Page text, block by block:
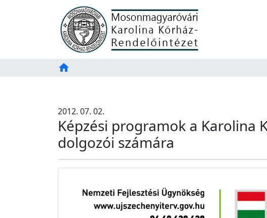
Főoldal
home
TAB
2012. 07. 02.
Képzési programok a Karolina
dolgozói számára